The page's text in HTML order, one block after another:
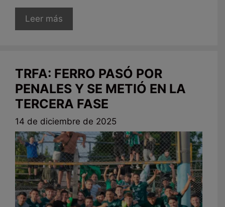
Leer más
TRFA: FERRO PASÓ POR
PENALES Y SE METIÓ EN LA
TERCERA FASE
14 de diciembre de 2025